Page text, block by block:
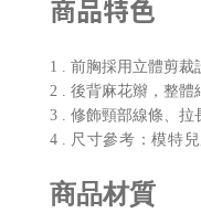
商品特色
1 . 前胸採用立體剪裁
2 . 後背麻花辮，整體
3 . 修飾頸部線條、拉
4 . 尺寸參考：模特
商品材質